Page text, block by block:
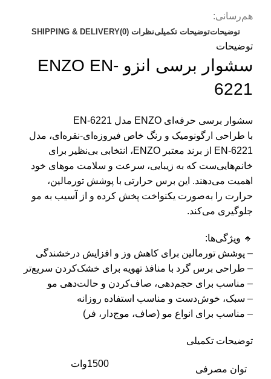
هم‌رسانی:
توضیحاتتوضیحات تکمیلینظرات (0) SHIPPING & DELIVERY
توضیحات
سشوار برسی انزو ENZO EN-
6221
سشوار برسی حرفه‌ای ENZO مدل EN-6221
با طراحی ارگونومیک و رنگ خاص فیروزه‌ای-نقره‌ای، مدل
EN-6221 از برند معتبر ENZO، انتخابی بی‌نظیر برای
خانم‌هایی‌ست که به زیبایی، سرعت و سلامت موهای خود
اهمیت می‌دهند. این برس حرارتی با پوشش تورمالین،
حرارت را به‌صورت یکنواخت پخش کرده و از آسیب به مو
جلوگیری می‌کند.
🔹 ویژگی‌ها:
– پوشش تورمالین برای کاهش وز و افزایش درخشندگی
– طراحی برس گرد با منافذ تهویه برای خشک‌کردن سریع‌تر
– مناسب برای حجم‌دهی، صاف‌کردن و حالت‌دهی مو
– سبک، خوش‌دست و مناسب استفاده روزانه
– مناسب برای انواع مو (صاف، موج‌دار، فر)
توضیحات تکمیلی
توان مصرفی
1500وات